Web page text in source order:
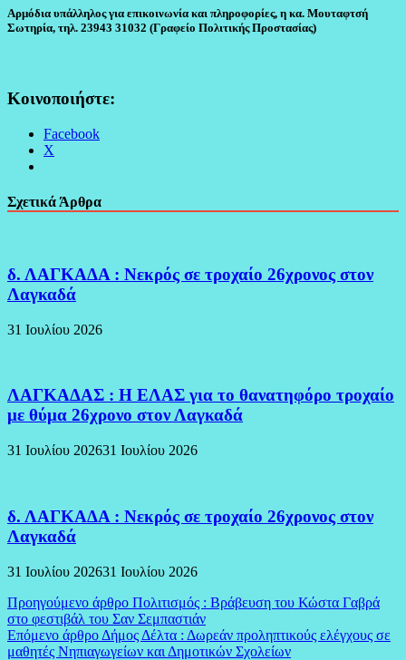
Αρμόδια υπάλληλος για επικοινωνία και πληροφορίες, η κα. Μουταφτσή
Σωτηρία, τηλ. 23943 31032 (Γραφείο Πολιτικής Προστασίας)
Κοινοποιήστε:
Facebook
X
Σχετικά Άρθρα
δ. ΛΑΓΚΑΔΑ : Νεκρός σε τροχαίο 26χρονος στον
Λαγκαδά
31 Ιουλίου 2026
ΛΑΓΚΑΔΑΣ : Η ΕΛΑΣ για το θανατηφόρο τροχαίο
με θύμα 26χρονο στον Λαγκαδά
31 Ιουλίου 202631 Ιουλίου 2026
δ. ΛΑΓΚΑΔΑ : Νεκρός σε τροχαίο 26χρονος στον
Λαγκαδά
31 Ιουλίου 202631 Ιουλίου 2026
Πλοήγηση
άρθρων
Προηγούμενο άρθρο Πολιτισμός : Βράβευση του Κώστα Γαβρά
στο φεστιβάλ του Σαν Σεμπαστιάν
Επόμενο άρθρο Δήμος Δέλτα : Δωρεάν προληπτικούς ελέγχους σε
μαθητές Νηπιαγωγείων και Δημοτικών Σχολείων